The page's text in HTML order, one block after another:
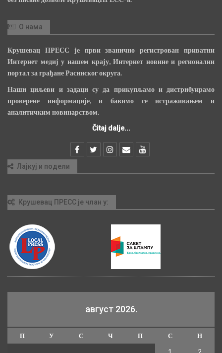
О нама
Крушевац ПРЕСС је први званично регистрован приватни
Интернет медиј у нашем крају, Интернет новине и регионални
портал за грађане Расинског округа.
Наши циљеви и задаци су да прикупљамо и дистрибуирамо
проверене информације, и бавимо се истраживањем и
аналитичким новинарством.
Čitaj dalje...
Лајкуј и подели
Крушевац ПРЕСС је члан у:
август 2026.
П У С Ч П С
Н